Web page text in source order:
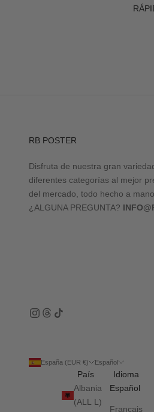
RB POSTER
Disfruta de nuestra gran
diferentes categorías al mejor
del mercado, todo hecho a
¿ALGUNA PREGUNTA?
España (EUR €)
País
Albania
(ALL L)
Español
Idioma
Español
Français